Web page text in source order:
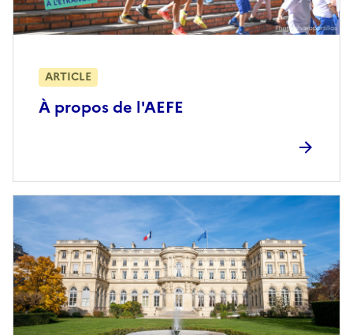
À propos de l'AEFE
ARTICLE